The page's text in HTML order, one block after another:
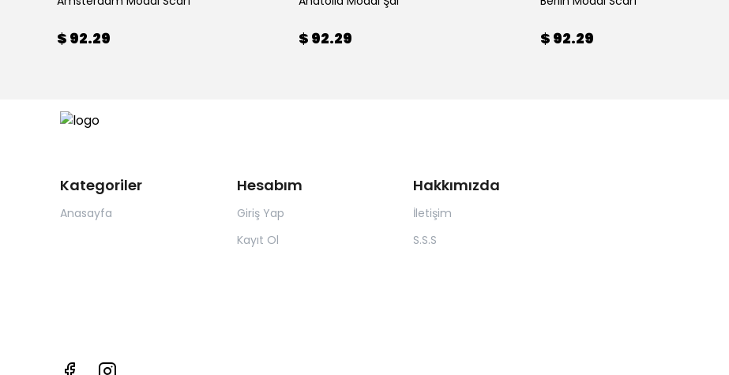
$ 92.29 $ 92.29 $ 92.29
Kategoriler
Anasayfa
Hesabım
Giriş Yap
Kayıt Ol
Hakkımızda
İletişim
S.S.S